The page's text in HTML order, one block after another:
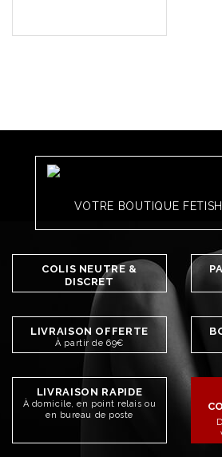
VOTRE BOUTIQUE
COLIS NEUTRE &
DISCRET
LIVRAISON OFFERTE
À partir de 69€
LIVRAISON RAPIDE
À domicile, en point relais ou
en bureau de poste